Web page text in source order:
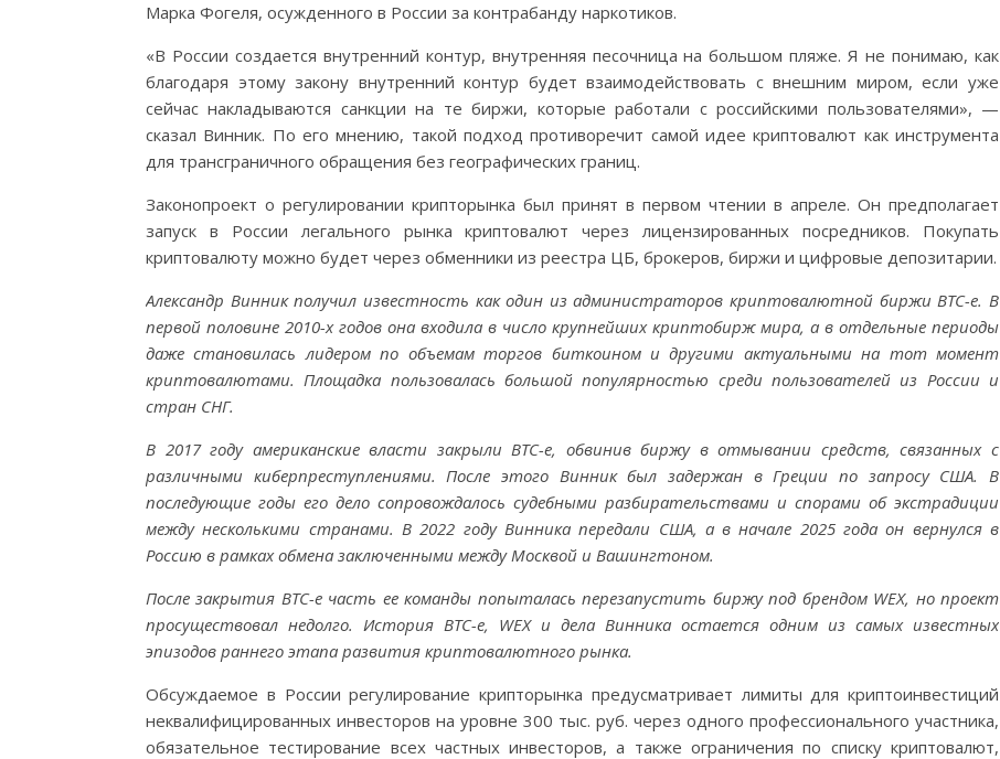
Марка Фогеля, осужденного в России за контрабанду наркотиков.
«В России создается внутренний контур, внутренняя песочница на большом пляже. Я не понимаю, как
благодаря этому закону внутренний контур будет взаимодействовать с внешним миром, если уже
сейчас накладываются санкции на те биржи, которые работали с российскими пользователями», —
сказал Винник. По его мнению, такой подход противоречит самой идее криптовалют как инструмента
для трансграничного обращения без географических границ.
Законопроект о регулировании крипторынка был принят в первом чтении в апреле. Он предполагает
запуск в России легального рынка криптовалют через лицензированных посредников. Покупать
криптовалюту можно будет через обменники из реестра ЦБ, брокеров, биржи и цифровые депозитарии.
Александр Винник получил известность как один из администраторов криптовалютной биржи BTC-e. В
первой половине 2010-х годов она входила в число крупнейших криптобирж мира, а в отдельные периоды
даже становилась лидером по объемам торгов биткоином и другими актуальными на тот момент
криптовалютами. Площадка пользовалась большой популярностью среди пользователей из России и
стран СНГ.
В 2017 году американские власти закрыли BTC-e, обвинив биржу в отмывании средств, связанных с
различными киберпреступлениями. После этого Винник был задержан в Греции по запросу США. В
последующие годы его дело сопровождалось судебными разбирательствами и спорами об экстрадиции
между несколькими странами. В 2022 году Винника передали США, а в начале 2025 года он вернулся в
Россию в рамках обмена заключенными между Москвой и Вашингтоном.
После закрытия BTC-e часть ее команды попыталась перезапустить биржу под брендом WEX, но проект
просуществовал недолго. История BTC-e, WEX и дела Винника остается одним из самых известных
эпизодов раннего этапа развития криптовалютного рынка.
Обсуждаемое в России регулирование крипторынка предусматривает лимиты для криптоинвестиций
неквалифицированных инвесторов на уровне 300 тыс. руб. через одного профессионального участника,
обязательное тестирование всех частных инвесторов, а также ограничения по списку криптовалют,